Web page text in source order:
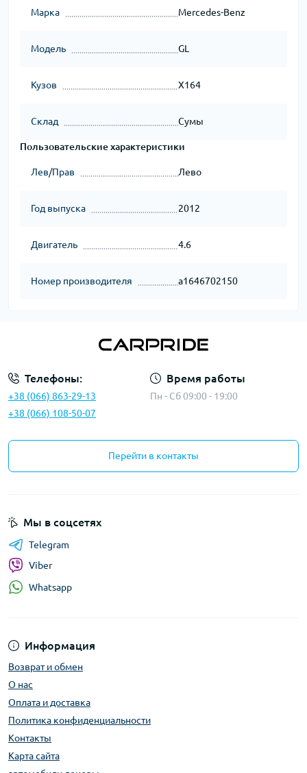
Марка Mercedes-Benz
Модель GL
Кузов X164
Склад Сумы
Пользовательские характеристики
Лев/Прав Лево
Год выпуска 2012
Двигатель 4.6
Номер производителя a1646702150
Телефоны:
+38 (066) 863-29-13
+38 (066) 108-50-07
Время работы
Пн - Сб 09:00 - 19:00
Перейти в контакты
Информация
Возврат и обмен
О нас
Оплата и доставка
Политика конфиденциальности
Контакты
Карта сайта
Мы в соцсетях
Telegram
Viber
Whatsapp